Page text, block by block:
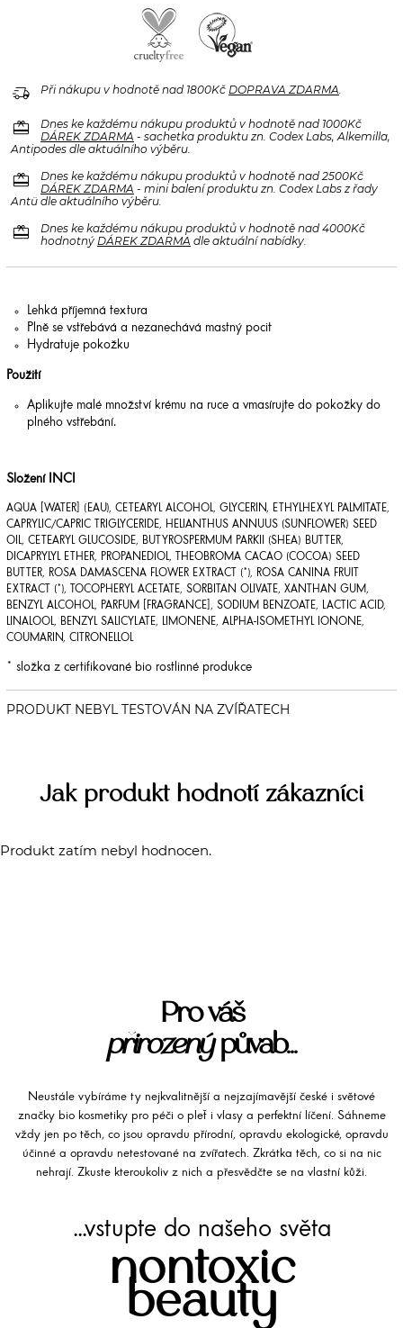
delivery_truck_speed Při nákupu v hodnotě nad 1800Kč DOPRAVA ZDARMA.
redeem
Dnes ke každému nákupu produktů v hodnotě nad 1000Kč
DÁREK ZDARMA - sachetka produktu zn. Codex Labs, Alkemilla,
Antipodes dle aktuálního výběru.
redeem
Dnes ke každému nákupu produktů v hodnotě nad 2500Kč
DÁREK ZDARMA - mini balení produktu zn. Codex Labs z řady
Antü dle aktuálního výběru.
redeem
Dnes ke každému nákupu produktů v hodnotě nad 4000Kč
hodnotný DÁREK ZDARMA dle aktuální nabídky.
Lehká příjemná textura
Plně se vstřebává a nezanechává mastný pocit
Hydratuje pokožku
Použití
Aplikujte malé množství krému na ruce a vmasírujte do pokožky do
plného vstřebání.
Složení INCI
AQUA [WATER] (EAU), CETEARYL ALCOHOL, GLYCERIN, ETHYLHEXYL PALMITATE,
CAPRYLIC/CAPRIC TRIGLYCERIDE, HELIANTHUS ANNUUS (SUNFLOWER) SEED
OIL, CETEARYL GLUCOSIDE, BUTYROSPERMUM PARKII (SHEA) BUTTER,
DICAPRYLYL ETHER, PROPANEDIOL, THEOBROMA CACAO (COCOA) SEED
BUTTER, ROSA DAMASCENA FLOWER EXTRACT (*), ROSA CANINA FRUIT
EXTRACT (*), TOCOPHERYL ACETATE, SORBITAN OLIVATE, XANTHAN GUM,
BENZYL ALCOHOL, PARFUM [FRAGRANCE], SODIUM BENZOATE, LACTIC ACID,
LINALOOL, BENZYL SALICYLATE, LIMONENE, ALPHA-ISOMETHYL IONONE,
COUMARIN, CITRONELLOL
* složka z certifikované bio rostlinné produkce
Jak produkt hodnotí zákazníci
Produkt zatím nebyl hodnocen.
Pro váš
přirozenýpůvab...
Neustále vybíráme ty nejkvalitnější a nejzajímavější české i světové
značky bio kosmetiky pro péči o pleť i vlasy a perfektní líčení. Sáhneme
vždy jen po těch, co jsou opravdu přírodní, opravdu ekologické, opravdu
účinné a opravdu netestované na zvířatech. Zkrátka těch, co si na nic
nehrají. Zkuste kteroukoliv z nich a přesvědčte se na vlastní kůži.
...vstupte do našeho světa
nontoxic
beauty